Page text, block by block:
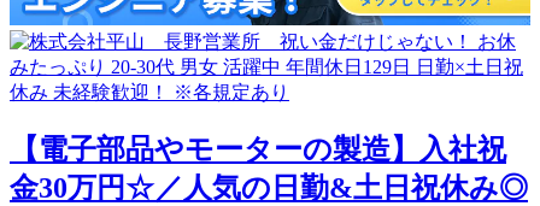
【電子部品やモーターの製造】入社祝
金30万円☆／人気の日勤&土日祝休み◎